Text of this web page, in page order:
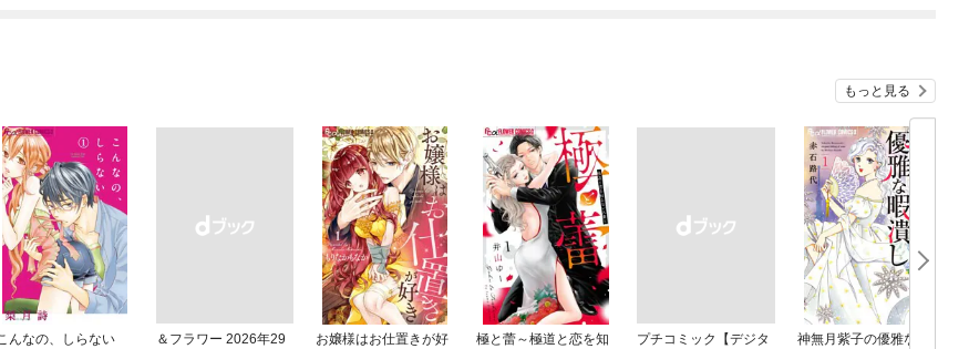
もっと見る
んなの、しらない
＆フラワー 2026年29
お嬢様はお仕置きが好
極と蕾～極道と恋を知
プチコミック【デジタ
神無月紫子の優雅な暇